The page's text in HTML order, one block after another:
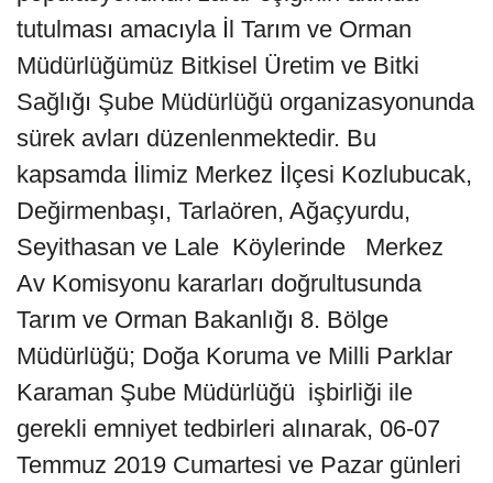
tutulması amacıyla İl Tarım ve Orman
Müdürlüğümüz Bitkisel Üretim ve Bitki
Sağlığı Şube Müdürlüğü organizasyonunda
sürek avları düzenlenmektedir. Bu
kapsamda İlimiz Merkez İlçesi Kozlubucak,
Değirmenbaşı, Tarlaören, Ağaçyurdu,
Seyithasan ve Lale Köylerinde Merkez
Av Komisyonu kararları doğrultusunda
Tarım ve Orman Bakanlığı 8. Bölge
Müdürlüğü; Doğa Koruma ve Milli Parklar
Karaman Şube Müdürlüğü işbirliği ile
gerekli emniyet tedbirleri alınarak, 06-07
Temmuz 2019 Cumartesi ve Pazar günleri